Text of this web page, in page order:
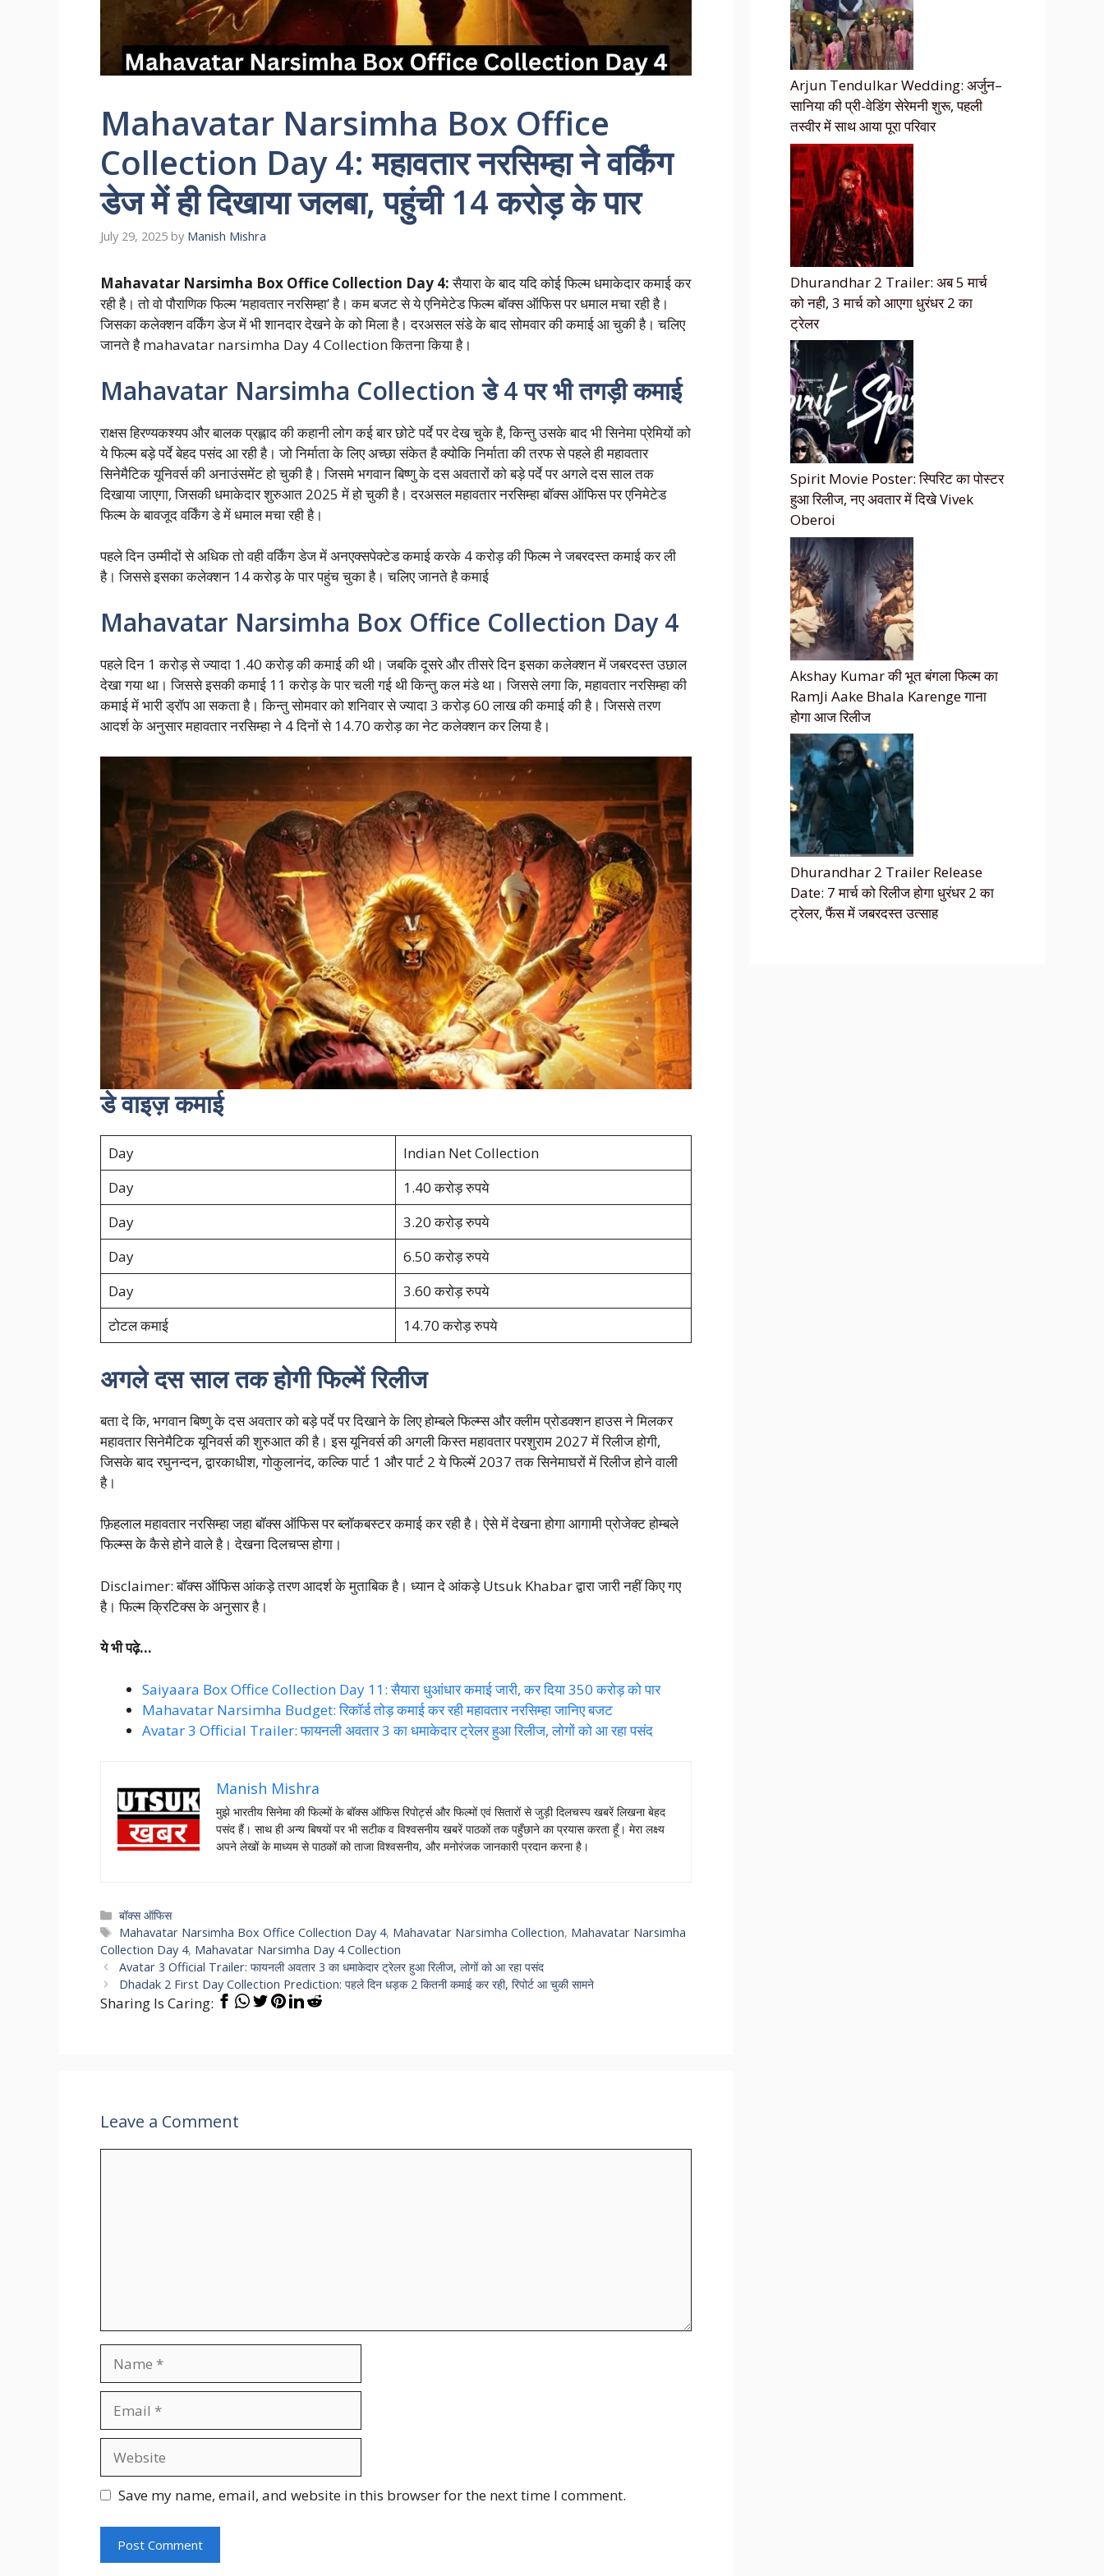
Mahavatar Narsimha Box Office
Collection Day 4: महावतार नरसिम्हा ने वर्किंग
डेज में ही दिखाया जलबा, पहुंची 14 करोड़ के पार
July 29, 2025 by Manish Mishra
Mahavatar Narsimha Box Office Collection Day 4:सैयारा के बाद यदि कोई फिल्म धमाकेदार कमाई कर
रही है। तो वो पौराणिक फिल्म ‘महावतार नरसिम्हा’ है। कम बजट से ये एनिमेटेड फिल्म बॉक्स ऑफिस पर धमाल मचा रही है।
जिसका कलेक्शन वर्किंग डेज में भी शानदार देखने के को मिला है। दरअसल संडे के बाद सोमवार की कमाई आ चुकी है। चलिए
जानते है mahavatar narsimha Day 4 Collection कितना किया है।
Mahavatar Narsimha Collection डे 4 पर भी तगड़ी कमाई
राक्षस हिरण्यकश्यप और बालक प्रह्लाद की कहानी लोग कई बार छोटे पर्दे पर देख चुके है, किन्तु उसके बाद भी सिनेमा प्रेमियों को
ये फिल्म बड़े पर्दे बेहद पसंद आ रही है। जो निर्माता के लिए अच्छा संकेत है क्योकि निर्माता की तरफ से पहले ही महावतार
सिनेमैटिक यूनिवर्स की अनाउंसमेंट हो चुकी है। जिसमे भगवान बिष्णु के दस अवतारों को बड़े पर्दे पर अगले दस साल तक
दिखाया जाएगा, जिसकी धमाकेदार शुरुआत 2025 में हो चुकी है। दरअसल महावतार नरसिम्हा बॉक्स ऑफिस पर एनिमेटेड
फिल्म के बावजूद वर्किंग डे में धमाल मचा रही है।
पहले दिन उम्मीदों से अधिक तो वही वर्किंग डेज में अनएक्सपेक्टेड कमाई करके 4 करोड़ की फिल्म ने जबरदस्त कमाई कर ली
है। जिससे इसका कलेक्शन 14 करोड़ के पार पहुंच चुका है। चलिए जानते है कमाई
Mahavatar Narsimha Box Office Collection Day 4
पहले दिन 1 करोड़ से ज्यादा 1.40 करोड़ की कमाई की थी। जबकि दूसरे और तीसरे दिन इसका कलेक्शन में जबरदस्त उछाल
देखा गया था। जिससे इसकी कमाई 11 करोड़ के पार चली गई थी किन्तु कल मंडे था। जिससे लगा कि, महावतार नरसिम्हा की
कमाई में भारी ड्रॉप आ सकता है। किन्तु सोमवार को शनिवार से ज्यादा 3 करोड़ 60 लाख की कमाई की है। जिससे तरण
आदर्श के अनुसार महावतार नरसिम्हा ने 4 दिनों से 14.70 करोड़ का नेट कलेक्शन कर लिया है।
डे वाइज़ कमाई
Day
Indian Net Collection
Day
1.40 करोड़ रुपये
Day
3.20 करोड़ रुपये
Day
6.50 करोड़ रुपये
Day
3.60 करोड़ रुपये
टोटल कमाई
14.70 करोड़ रुपये
अगले दस साल तक होगी फिल्में रिलीज
बता दे कि, भगवान बिष्णु के दस अवतार को बड़े पर्दे पर दिखाने के लिए होम्बले फिल्म्स और क्लीम प्रोडक्शन हाउस ने मिलकर
महावतार सिनेमैटिक यूनिवर्स की शुरुआत की है। इस यूनिवर्स की अगली किस्त महावतार परशुराम 2027 में रिलीज होगी,
जिसके बाद रघुनन्दन, द्वारकाधीश, गोकुलानंद, कल्कि पार्ट 1 और पार्ट 2 ये फिल्में 2037 तक सिनेमाघरों में रिलीज होने वाली
है।
फ़िहलाल महावतार नरसिम्हा जहा बॉक्स ऑफिस पर ब्लॉकबस्टर कमाई कर रही है। ऐसे में देखना होगा आगामी प्रोजेक्ट होम्बले
फिल्म्स के कैसे होने वाले है। देखना दिलचप्स होगा।
Disclaimer: बॉक्स ऑफिस आंकड़े तरण आदर्श के मुताबिक है। ध्यान दे आंकड़े Utsuk Khabar द्वारा जारी नहीं किए गए
है। फिल्म क्रिटिक्स के अनुसार है।
ये भी पढ़े…
Saiyaara Box Office Collection Day 11: सैयारा धुआंधार कमाई जारी, कर दिया 350 करोड़ को पार
Mahavatar Narsimha Budget: रिकॉर्ड तोड़ कमाई कर रही महावतार नरसिम्हा जानिए बजट
Avatar 3 Official Trailer: फायनली अवतार 3 का धमाकेदार ट्रेलर हुआ रिलीज, लोगों को आ रहा पसंद
Manish Mishra
मुझे भारतीय सिनेमा की फिल्मों के बॉक्स ऑफिस रिपोर्ट्स और फिल्मों एवं सितारों से जुड़ी दिलचस्प खबरें लिखना बेहद
पसंद हैं। साथ ही अन्य बिषयों पर भी सटीक व विश्वसनीय खबरें पाठकों तक पहुँछाने का प्रयास करता हूँ। मेरा लक्ष्य
अपने लेखों के माध्यम से पाठकों को ताजा विश्वसनीय, और मनोरंजक जानकारी प्रदान करना है।
Categories
बॉक्स ऑफिस
Tags
Mahavatar Narsimha Box Office Collection Day 4, Mahavatar Narsimha Collection, Mahavatar Narsimha
Collection Day 4, Mahavatar Narsimha Day 4 Collection
Avatar 3 Official Trailer: फायनली अवतार 3 का धमाकेदार ट्रेलर हुआ रिलीज, लोगों को आ रहा पसंद
Dhadak 2 First Day Collection Prediction: पहले दिन धड़क 2 कितनी कमाई कर रही, रिपोर्ट आ चुकी सामने
Sharing Is Caring:
Leave a Comment
Save my name, email, and website in this browser for the next time I comment.
Arjun Tendulkar Wedding: अर्जुन–
सानिया की प्री-वेडिंग सेरेमनी शुरू, पहली
तस्वीर में साथ आया पूरा परिवार
Dhurandhar 2 Trailer: अब 5 मार्च
को नही, 3 मार्च को आएगा धुरंधर 2 का
ट्रेलर
Spirit Movie Poster: स्पिरिट का पोस्टर
हुआ रिलीज, नए अवतार में दिखे Vivek
Oberoi
Akshay Kumar की भूत बंगला फिल्म का
RamJi Aake Bhala Karenge गाना
होगा आज रिलीज
Dhurandhar 2 Trailer Release
Date: 7 मार्च को रिलीज होगा धुरंधर 2 का
ट्रेलर, फैंस में जबरदस्त उत्साह